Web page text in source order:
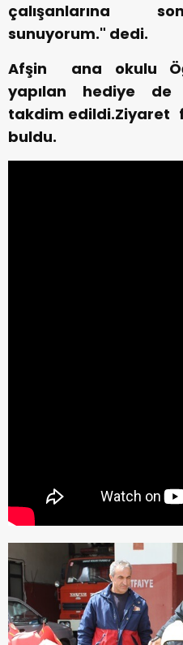
çalışanlarına
sunuyorum." dedi.
Afşin ana okulu
yapılan hediye de
takdim edildi.Ziyaret
buldu.